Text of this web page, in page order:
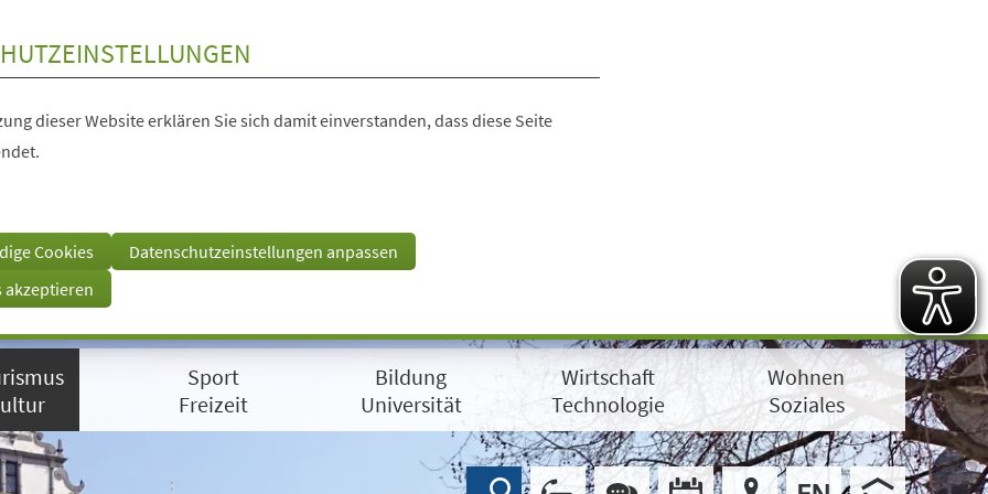
dieser Website erklären Sie sich damit einverstanden, dass diese Seite
Cookies
Datenschutzeinstellungen anpassen
akzeptieren
Sport
Freizeit
Bildung
Universität
Wirtschaft
Technologie
Wohnen
Soziales